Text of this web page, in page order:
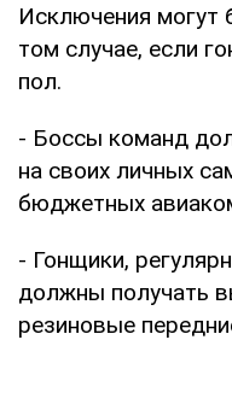
Исключения могут
том случае, если
пол.
- Боссы команд
на своих личных
бюджетных
- Гонщики,
должны получать
резиновые